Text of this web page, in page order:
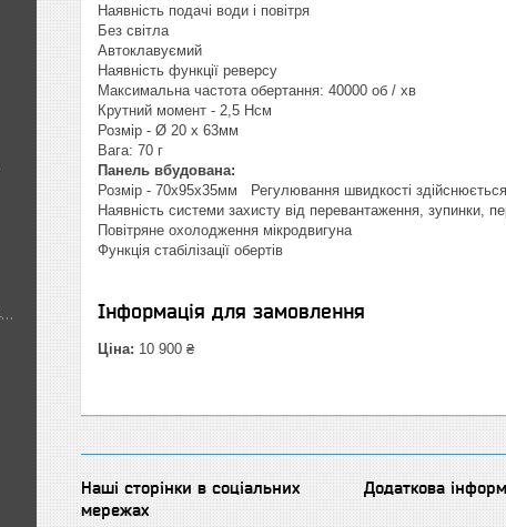
https://t.me/joinchat/JG1fSfXzwuQ4MzVi
Наявність подачі води і повітря
Без світла
Автоклавуємий
Наявність функції реверсу
Максимальна частота обертання: 40000 об / хв
Крутний момент - 2,5 Нсм
Розмір - Ø 20 х 63мм
Вага: 70 г
Панель вбудована:
Розмір - 70х95х35мм Регулювання швидкості
Наявність системи захисту від перевантаження, зупинки,
Повітряне охолодження мікродвигуна
Функція стабілізації обертів
Інформація для замовлення
Ціна: 10 900 ₴
Наші сторінки в соціальних
мережах
Додаткова